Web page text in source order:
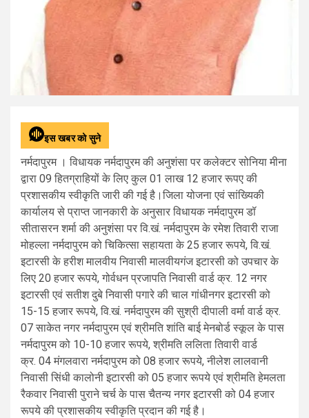
इस खबर को सुने
नर्मदापुरम । विधायक नर्मदापुरम की अनुशंसा पर कलेक्टर सोनिया मीना
द्वारा 09 हितग्राहियों के लिए कुल 01 लाख 12 हजार रूपए की
प्रशासकीय स्वीकृति जारी की गई है।जिला योजना एवं सांख्यिकी
कार्यालय से प्राप्त जानकारी के अनुसार विधायक नर्मदापुरम डॉ
सीतासरन शर्मा की अनुशंसा पर वि.खं. नर्मदापुरम के रमेश तिवारी राजा
मोहल्ला नर्मदापुरम को चिकित्‍सा सहायता के 25 हजार रूपये, वि.खं.
इटारसी के हरीश मालवीय निवासी मालवीयगंज इटारसी को उपचार के
लिए 20 हजार रूपये, गोर्वधन प्रजापति निवासी वार्ड क्र. 12 नगर
इटारसी एवं सतीश दुबे निवासी पगारे की चाल गांधीनगर इटारसी को
15-15 हजार रूपये, वि.खं. नर्मदापुरम की सुश्री दीपाली वर्मा वार्ड क्र.
07 साकेत नगर नर्मदापुरम एवं श्रीमति शांति बाई मेनबोर्ड स्कूल के पास
नर्मदापुरम को 10-10 हजार रूपये, श्रीमति ललिता तिवारी वार्ड
क्र. 04 मंगलवारा नर्मदापुरम को 08 हजार रूपये, नीलेश लालवानी
निवासी सिंधी कालोनी इटारसी को 05 हजार रूपये एवं श्रीमति हेमलता
रैकवार निवासी पुराने चर्च के पास चैतन्य नगर इटारसी को 04 हजार
रूपये की प्रशासकीय स्‍वीकृति प्रदान की गई है।